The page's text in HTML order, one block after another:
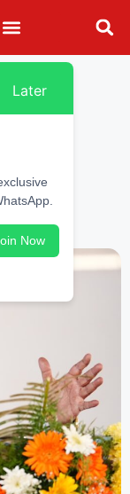
Later
Now